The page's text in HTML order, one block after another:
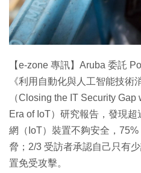
【e-zone 專訊】Aruba 委託
《利用自動化與人工智能技術
（Closing the IT Security
Era of IoT）研究報告，發現
網（IoT）裝置不夠安全，
脅；2/3 受訪者承認自己只有
置免受攻擊。